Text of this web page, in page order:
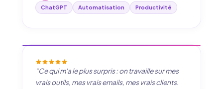
ChatGPT Automatisation Productivité
“Ce qui m'a le plus surpris : on travaille sur mes
vrais outils, mes vrais emails, mes vrais clients.